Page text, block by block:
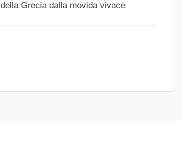
della Grecia dalla movida vivace